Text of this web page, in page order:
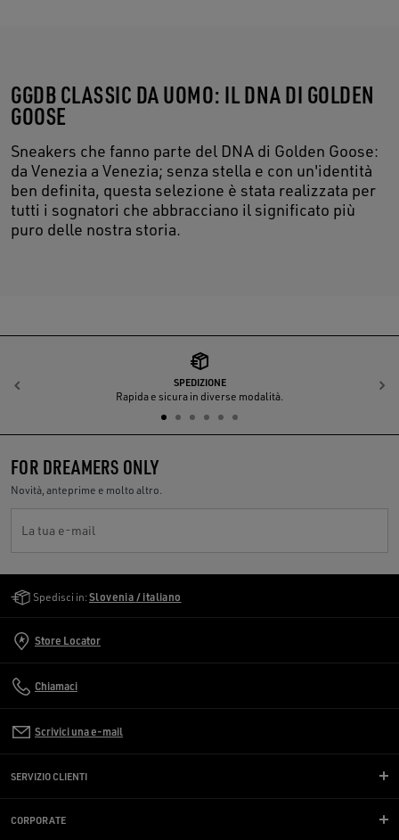
GGDB CLASSIC DA UOMO: IL DNA DI GOLDEN
GOOSE
Sneakers che fanno parte del DNA di Golden Goose:
da Venezia a Venezia; senza stella e con un'identità
ben definita, questa selezione è stata realizzata per
tutti i sognatori che abbracciano il significato più
puro delle nostra storia.
SPEDIZIONE
Rapida e sicura in diverse modalità.
Indietro
FOR DREAMERS ONLY
Novità, anteprime e molto altro.
La tua e-mail
Spedisci in: Slovenia / italiano
Store Locator
Chiamaci
Scrivici una e-mail
SERVIZIO CLIENTI
CORPORATE